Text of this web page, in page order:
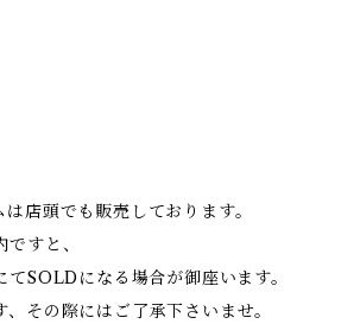
店頭でも販売しております。
すと、
SOLDになる場合が御座います。
その際にはご了承下さいませ。